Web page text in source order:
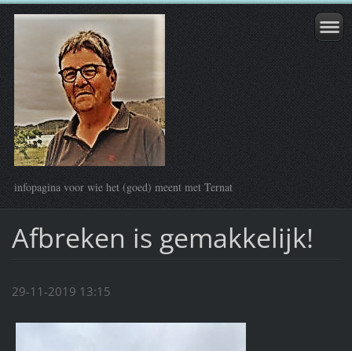
infopagina voor wie het (goed) meent met Ternat
Afbreken is gemakkelijk!
29-11-2019 13:15